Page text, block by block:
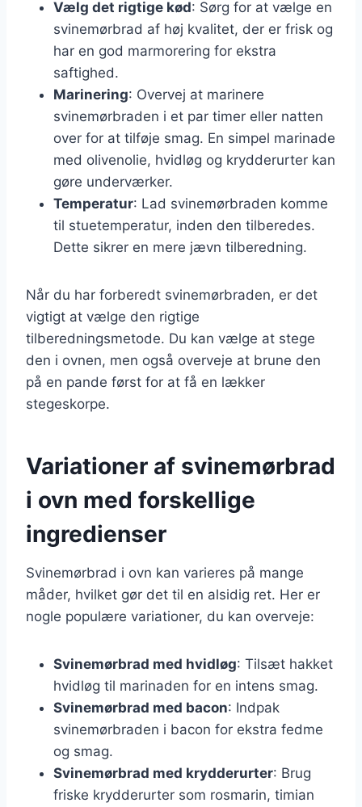
Vælg det rigtige kød: Sørg for at vælge en
svinemørbrad af høj kvalitet, der er frisk og
har en god marmorering for ekstra
saftighed.
Marinering: Overvej at marinere
svinemørbraden i et par timer eller natten
over for at tilføje smag. En simpel marinade
med olivenolie, hvidløg og krydderurter kan
gøre underværker.
Temperatur: Lad svinemørbraden komme
til stuetemperatur, inden den tilberedes.
Dette sikrer en mere jævn tilberedning.
Når du har forberedt svinemørbraden, er det
vigtigt at vælge den rigtige
tilberedningsmetode. Du kan vælge at stege
den i ovnen, men også overveje at brune den
på en pande først for at få en lækker
stegeskorpe.
Variationer af svinemørbrad
i ovn med forskellige
ingredienser
Svinemørbrad i ovn kan varieres på mange
måder, hvilket gør det til en alsidig ret. Her er
nogle populære variationer, du kan overveje:
Svinemørbrad med hvidløg: Tilsæt hakket
hvidløg til marinaden for en intens smag.
Svinemørbrad med bacon: Indpak
svinemørbraden i bacon for ekstra fedme
og smag.
Svinemørbrad med krydderurter: Brug
friske krydderurter som rosmarin, timian